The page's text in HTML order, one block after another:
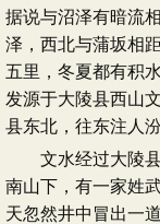
据说与沼泽有暗流
泽，西北与蒲坂相
五里，冬夏都有积
发源于大陵县西山
县东北，往东注人汾
文水经过大陵县
南山下，有一家姓
天忽然井中冒出一